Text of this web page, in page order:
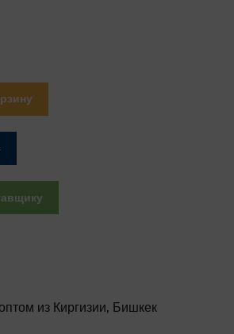
из Киргизии, Бишкек